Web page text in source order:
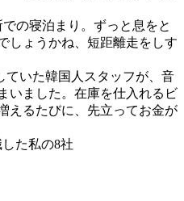
の寝泊まり。ずっと息をと
しょうかね、短距離走をしす
ていた韓国人スタッフが、音
いました。在庫を仕入れるビ
えるたびに、先立ってお金が
た私の8社